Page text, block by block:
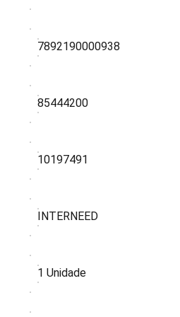
7892190000938
85444200
10197491
INTERNEED
1 Unidade